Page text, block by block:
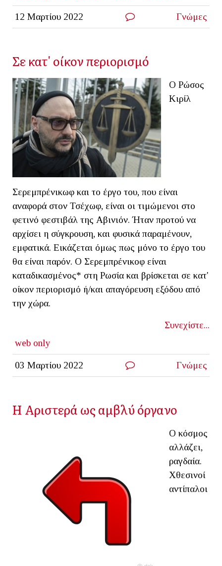
12 Μαρτίου 2022 Γνώμες
Σε κατ' οίκον περιορισμό
Ο Ρώσος
Κιρίλ
Σερεμπρένικωφ και το έργο του, που είναι
αναφορά στον Τσέχωφ, είναι οι τιμώμενοι στο
φετινό φεστιβάλ της Αβινιόν. Ήταν προτού να
αρχίσει η σύγκρουση, και φυσικά παραμένουν,
εμφατικά. Εικάζεται όμως πως μόνο το έργο του
θα είναι παρόν. Ο Σερεμπρένικοφ είναι
καταδικασμένος* στη Ρωσία και βρίσκεται σε κατ'
οίκον περιορισμό ή/και απαγόρευση εξόδου από
την χώρα.
Συνεχίστε...
web only
03 Μαρτίου 2022 Γνώμες
Η Αριστερά ως αμβλύ όργανο
Ο κόσμος
αλλάζει,
ραγδαία.
Χθεσινοί
αντίπαλοι